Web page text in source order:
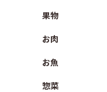
果物
お肉
お魚
惣菜